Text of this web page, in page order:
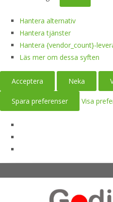
Hantera alternativ
Hantera tjänster
Hantera {vendor_count}-
Läs mer om dessa syften
Acceptera Neka
Spara preferenser Visa